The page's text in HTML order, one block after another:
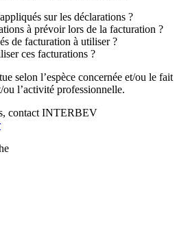
sur les déclarations ?
à prévoir lors de la facturation ?
de facturation à utiliser ?
ces facturations ?
selon l’espèce concernée et/ou le fait
l’activité professionnelle.
contact INTERBEV